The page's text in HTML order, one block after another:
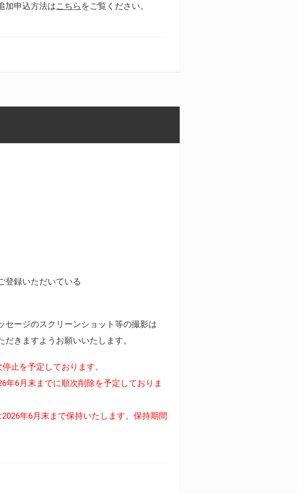
加申込方法はこちら をご覧ください。
登録いただいている
ージのスクリーンショット等の撮影は
きますようお願いいたします。
止を予定しております。
年6月末までに順次削除を予定しておりま
年6月末まで保持いたします。保持期間